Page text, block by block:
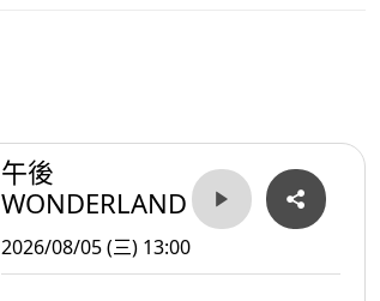
午後
WONDERLAND
2026/08/05 (三) 13:00